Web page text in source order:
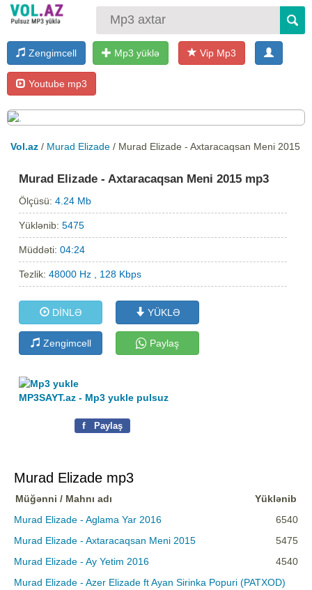
Zengimcell Mp3 yüklə Vip Mp3
Youtube mp3
Vol.az / Murad Elizade / Murad Elizade - Axtaracaqsan Meni 2015
Murad Elizade - Axtaracaqsan Meni 2015 mp3
Ölçüsü:4.24 Mb
Yüklənib:5475
Müddəti:04:24
Tezlik:48000 Hz , 128 Kbps
DİNLƏ YÜKLƏ
Zengimcell Paylaş
MP3SAYT.az - Mp3 yukle pulsuz
f Paylaş
Murad Elizade mp3
Müğənni / Mahnı adı
Yüklənib
Murad Elizade - Aglama Yar 2016
6540
Murad Elizade - Axtaracaqsan Meni 2015
5475
Murad Elizade - Ay Yetim 2016
4540
Murad Elizade - Azer Elizade ft Ayan Sirinka Popuri (PATXOD)